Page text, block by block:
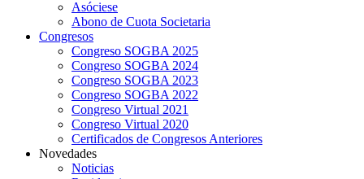
Asóciese
Abono de Cuota Societaria
Congresos
Congreso SOGBA 2025
Congreso SOGBA 2024
Congreso SOGBA 2023
Congreso SOGBA 2022
Congreso Virtual 2021
Congreso Virtual 2020
Certificados de Congresos Anteriores
Novedades
Noticias